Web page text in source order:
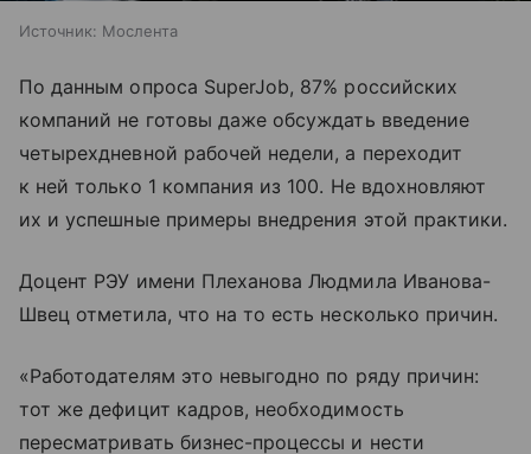
Источник: Мослента
По данным опроса SuperJob, 87% российских
компаний не готовы даже обсуждать введение
четырехдневной рабочей недели, а переходит
к ней только 1 компания из 100. Не вдохновляют
их и успешные примеры внедрения этой практики.
Доцент РЭУ имени Плеханова Людмила Иванова-
Швец отметила, что на то есть несколько причин.
«Работодателям это невыгодно по ряду причин:
тот же дефицит кадров, необходимость
пересматривать бизнес-процессы и нести